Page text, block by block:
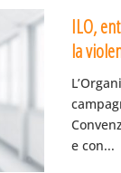
ILO,
la
e con...